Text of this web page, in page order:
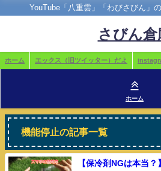
YouTube「八重雲」「わびさびん」
さびん倉
ホーム エックス（旧ツイッター）だよ
ホーム
機能停止の記事一覧
【保冷剤NGは本当